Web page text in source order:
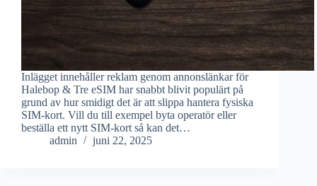
Inlägget innehåller reklam genom annonslänkar för
Halebop & Tre eSIM har snabbt blivit populärt på
grund av hur smidigt det är att slippa hantera fysiska
SIM-kort. Vill du till exempel byta operatör eller
beställa ett nytt SIM-kort så kan det…
admin
juni 22, 2025